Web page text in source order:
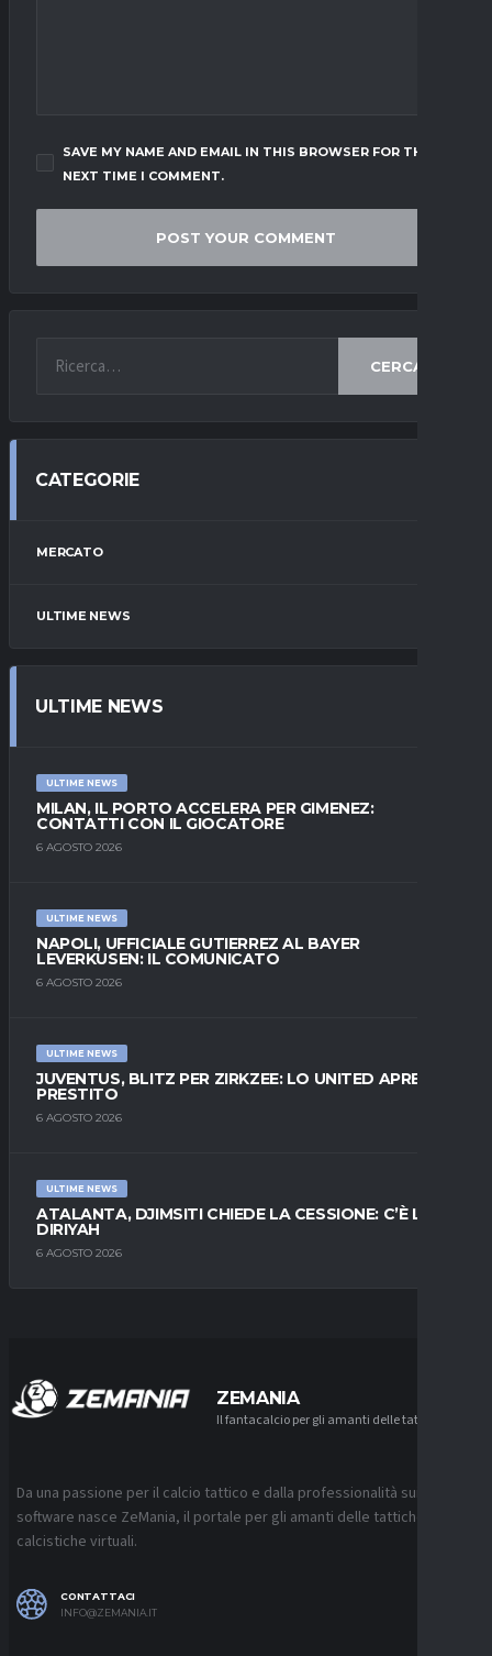
SAVE MY NAME AND EMAIL IN THIS BROWSER FOR THE
NEXT TIME I COMMENT.
CERCA
CATEGORIE
MERCATO
ULTIME NEWS
ULTIME NEWS
ULTIME NEWS
MILAN, IL PORTO ACCELERA PER GIMENEZ:
CONTATTI CON IL GIOCATORE
6 AGOSTO 2026
ULTIME NEWS
NAPOLI, UFFICIALE GUTIERREZ AL BAYER
LEVERKUSEN: IL COMUNICATO
6 AGOSTO 2026
ULTIME NEWS
JUVENTUS, BLITZ PER ZIRKZEE: LO UNITED APRE AL
PRESTITO
6 AGOSTO 2026
ULTIME NEWS
ATALANTA, DJIMSITI CHIEDE LA CESSIONE: C’È L’AL-
DIRIYAH
6 AGOSTO 2026
ZEMANIA
Il fantacalcio per gli amanti delle tattiche
Da una passione per il calcio tattico e dalla professionalità sui
software nasce ZeMania, il portale per gli amanti delle tattiche
calcistiche virtuali.
CONTATTACI
INFO@ZEMANIA.IT